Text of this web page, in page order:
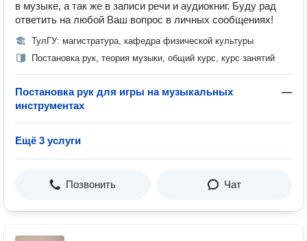
в музыке, а так же в записи речи и аудиокниг. Буду рад
ответить на любой Ваш вопрос в личных сообщениях!
ТулГУ: магистратура, кафедра физической культуры
Постановка рук, теория музыки, общий курс, курс занятий
Постановка рук для игры на музыкальных
инструментах
—
Ещё 3 услуги
Позвонить Чат